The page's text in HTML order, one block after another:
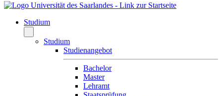
Studium
Studium
Studienangebot
Bachelor
Master
Lehramt